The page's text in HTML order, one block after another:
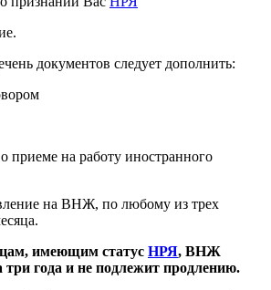
документов следует дополнить:
приеме на работу иностранного
на ВНЖ, по любому из трех
имеющим статус НРЯ, ВНЖ
три года и не подлежит продлению.